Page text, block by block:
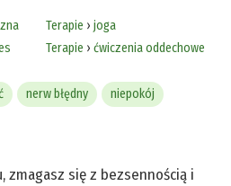
Terapie › joga
Terapie › ćwiczenia oddechowe
nerw błędny niepokój
zmagasz się z bezsennością i